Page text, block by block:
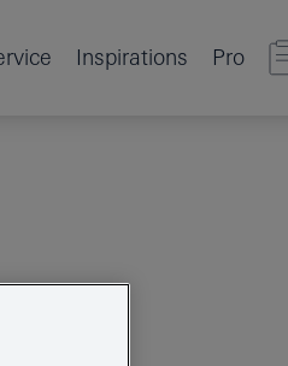
Inspirations Pro